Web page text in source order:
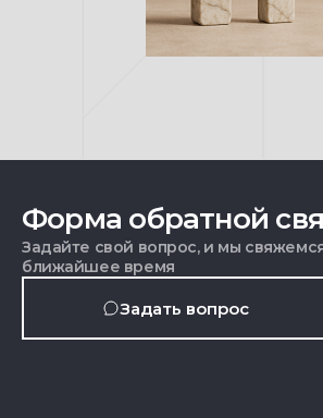
Форма обратной
Задайте свой вопрос, и мы
ближайшее время
Задать вопрос